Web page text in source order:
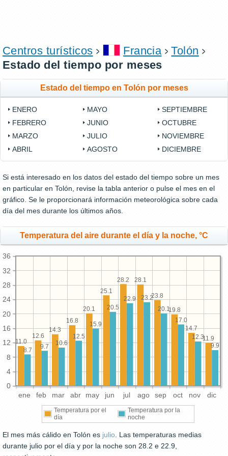
Centros turísticos Francia
Tolón
Estado del tiempo por meses
Estado del tiempo en Tolón por meses
ENERO
FEBRERO
MARZO
ABRIL
MAYO
JUNIO
JULIO
AGOSTO
SEPTIEMBRE
OCTUBRE
NOVIEMBRE
DICIEMBRE
Si está interesado en los datos del estado del tiempo sobre un mes
en particular en Tolón, revise la tabla anterior o pulse el mes en el
gráfico. Se le proporcionará información meteorológica sobre cada
día del mes durante los últimos años.
Temperatura del aire durante el día y la noche, °C
ene feb mar abr may jun jul ago sep oct nov dic
0
4
8
12
16
20
24
28
32
36
11.9
14.7
19.8
23.8
28.1
28.2
25.1
20.1
16.8
14.3
12.6
11.0
9.9
12.3
17.0
20.1
23.2
22.9
20.5
15.9
12.5
10.6
9.7
8.7
Temperatura por el
día
Temperatura por la
noche
El mes más cálido en Tolón es julio. Las temperaturas medias
durante julio por el día y por la noche son 28.2 e 22.9,